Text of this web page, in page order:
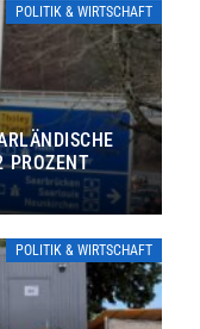
POLITIK & WIRTSCHAFT
PROZENT
POLITIK & WIRTSCHAFT